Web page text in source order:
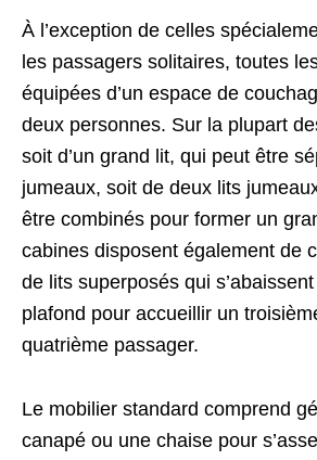
À l’exception de celles
les passagers solitaires, toutes
équipées d’un espace de
deux personnes. Sur la plupart
soit d’un grand lit, qui peut être
jumeaux, soit de deux lits
être combinés pour former un
cabines disposent également de
de lits superposés qui
plafond pour accueillir un
quatrième passager.
Le mobilier standard comprend
canapé ou une chaise pour